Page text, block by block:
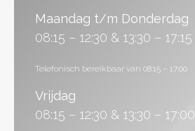
Maandag t/m Donderdag
08:15 – 12:30 & 13:30 – 17:15
Telefonisch bereikbaar van 08:15 – 17:00
Vrijdag
08:15 – 12:30 & 13:30 – 17:00